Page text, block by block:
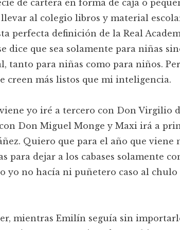
de cartera en forma de caja o
llevar al colegio libros y material
perfecta definición de la Real
dice que sea solamente para niñas
tanto para niñas como para niños.
creen más listos que mi inteligencia.
yo iré a tercero con Don Virgilio
Don Miguel Monge y Maxi irá a
Quiero que para el año que viene
para dejar a los cabases solamente
yo no hacía ni puñetero caso al chulo
mientras Emilín seguía sin